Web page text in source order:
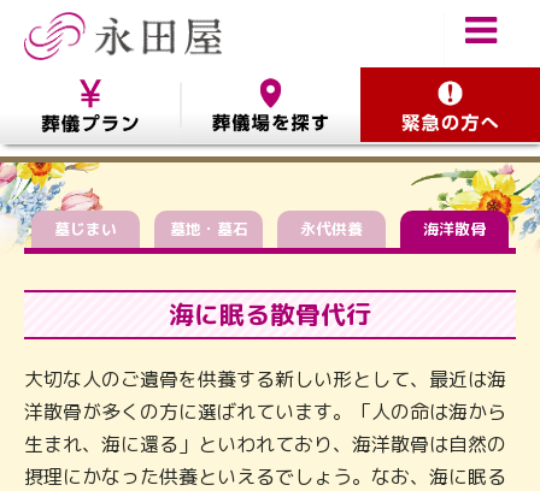
墓じまい 墓地・墓石 永代供養 海洋散骨
海に眠る散骨代行
大切な人のご遺骨を供養する新しい形として、最近は海
洋散骨が多くの方に選ばれています。「人の命は海から
生まれ、海に還る」といわれており、海洋散骨は自然の
摂理にかなった供養といえるでしょう。なお、海に眠る